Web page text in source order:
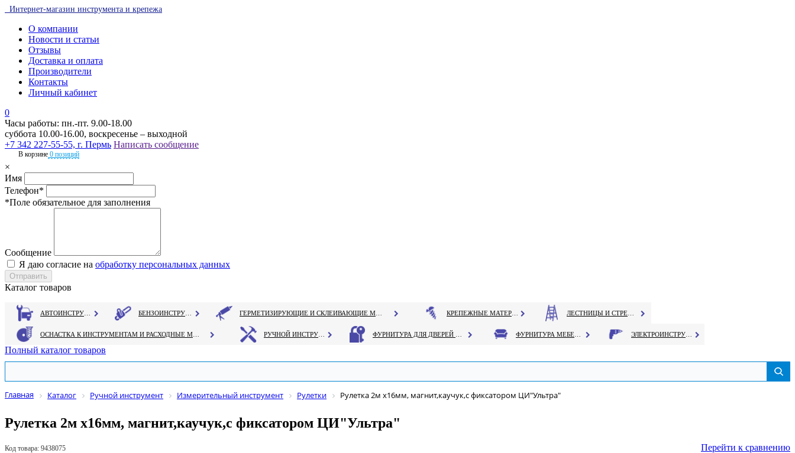
Интернет-магазин инструмента и крепежа
О компании
Новости и статьи
Отзывы
Доставка и оплата
Производители
Контакты
Личный кабинет
0
Часы работы: пн.-пт. 9.00-18.00
суббота 10.00-16.00, воскресенье – выходной
+7 342 227-55-55, г. Пермь Написать сообщение
В корзине 0 позиций
×
Имя
Телефон*
*Поле обязательное для заполнения
Сообщение
Я даю согласие на обработку персональных данных
Каталог товаров
Полный каталог товаров
Главная Каталог Ручной инструмент Измерительный инструмент Рулетки Рулетка 2м х16мм, магнит,каучук,с фиксатором ЦИ"Ультра"
Рулетка 2м х16мм, магнит,каучук,с фиксатором ЦИ"Ультра"
Код товара: 9438075 Перейти к сравнению